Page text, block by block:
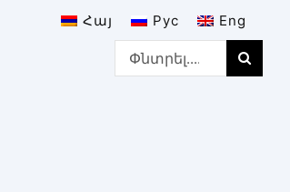
Հայ Рус
Eng
Search
for: